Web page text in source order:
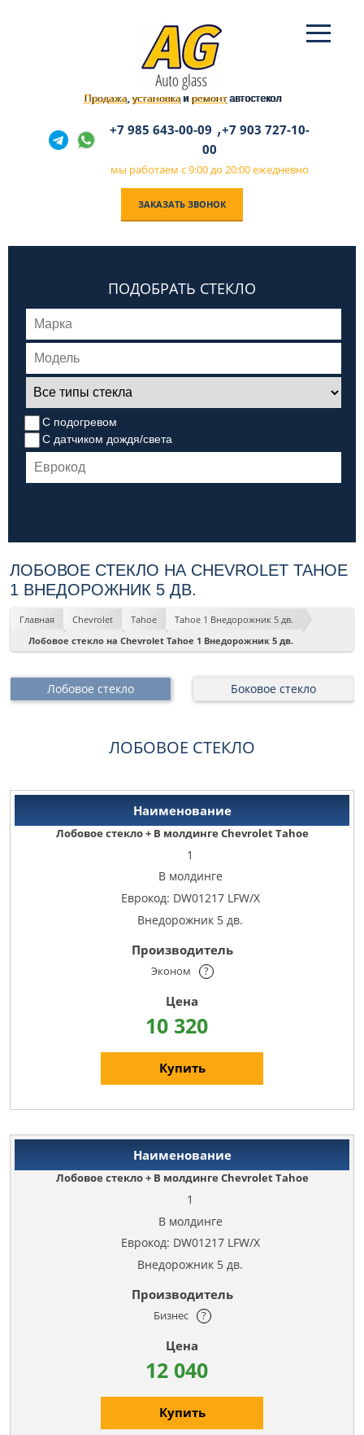
Продажа,установкаи ремонтавтостекол
+7 985 643-00-09 ,+7 903 727-10-
00
мы работаем с 9:00 до 20:00 ежедневно
ЗАКАЗАТЬ ЗВОНОК
ПОДОБРАТЬ СТЕКЛО
С подогревом
С датчиком дождя/света
ЛОБОВОЕ СТЕКЛО НА CHEVROLET TAHOE
1 ВНЕДОРОЖНИК 5 ДВ.
Главная Chevrolet Tahoe
Tahoe 1 Внедорожник 5 дв.
Лобовое стекло на Chevrolet Tahoe 1 Внедорожник 5 дв.
Лобовое стекло Боковое стекло
ЛОБОВОЕ СТЕКЛО
Лобовое стекло + В молдинге Chevrolet Tahoe
1
В молдинге
Еврокод: DW01217 LFW/X
Внедорожник 5 дв.
Эконом ?
10 320
Купить
Лобовое стекло + В молдинге Chevrolet Tahoe
1
В молдинге
Еврокод: DW01217 LFW/X
Внедорожник 5 дв.
Бизнес ?
12 040
Купить